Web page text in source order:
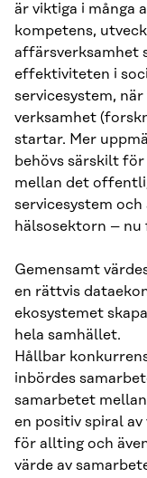
är viktiga i många
kompetens,
affärsverksamhet
effektiviteten i
servicesystem,
verksamhet
startar. Mer
behövs särskilt
mellan det
servicesystem
hälsosektorn –
Gemensamt
en rättvis
ekosystemet
hela samhället.
Hållbar
inbördes
samarbetet
en positiv spiral av
för allting och
värde av